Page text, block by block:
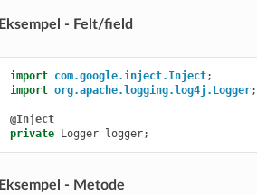
Eksempel - Felt/field
import com.google.inject.Inject;
import org.apache.logging.log4j.Logger;
@Inject
private Logger logger;
Eksempel - Metode